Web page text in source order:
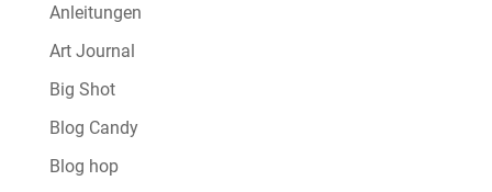
Anleitungen
Art Journal
Big Shot
Blog Candy
Blog hop